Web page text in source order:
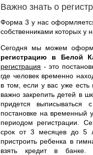
Важно знать о
Форма 3 у нас
собственниками которых у
Сегодня мы можем
регистрацию в Белой
регистрация - это
где человек временно
в том, если у вас уже
важно закрепить детей в
придется выписываться
постановке на временный
периодом регистрации.
срок от 3 месяцев до 5
пристроить ребенка в
взять кредит в банке.